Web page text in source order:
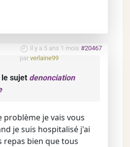
il y a 5 ans 1 mois #20467
par verlaine99
sujet denonciation
problème je vais vous
je suis hospitalisé j'ai
repas bien que tous